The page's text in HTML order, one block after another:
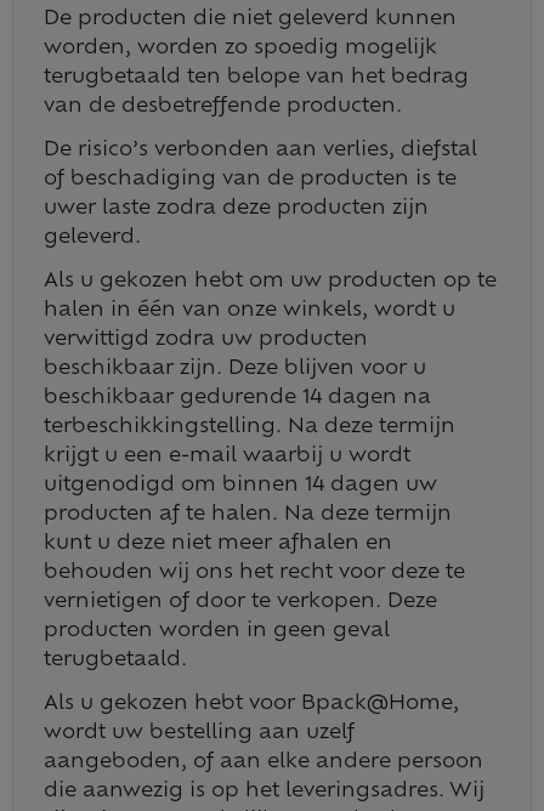
De producten die niet geleverd kunnen
worden, worden zo spoedig mogelijk
terugbetaald ten belope van het bedrag
van de desbetreffende producten.
De risico’s verbonden aan verlies, diefstal
of beschadiging van de producten is te
uwer laste zodra deze producten zijn
geleverd.
Als u gekozen hebt om uw producten op te
halen in één van onze winkels, wordt u
verwittigd zodra uw producten
beschikbaar zijn. Deze blijven voor u
beschikbaar gedurende 14 dagen na
terbeschikkingstelling. Na deze termijn
krijgt u een e-mail waarbij u wordt
uitgenodigd om binnen 14 dagen uw
producten af te halen. Na deze termijn
kunt u deze niet meer afhalen en
behouden wij ons het recht voor deze te
vernietigen of door te verkopen. Deze
producten worden in geen geval
terugbetaald.
Als u gekozen hebt voor Bpack@Home,
wordt uw bestelling aan uzelf
aangeboden, of aan elke andere persoon
die aanwezig is op het leveringsadres. Wij